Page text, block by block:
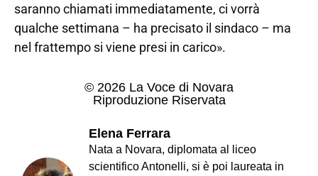
saranno chiamati immediatamente, ci vorrà
qualche settimana – ha precisato il sindaco – ma
nel frattempo si viene presi in carico».
© 2026 La Voce di Novara
Riproduzione Riservata
Elena Ferrara
Nata a Novara, diplomata al liceo
scientifico Antonelli, si è poi laureata in